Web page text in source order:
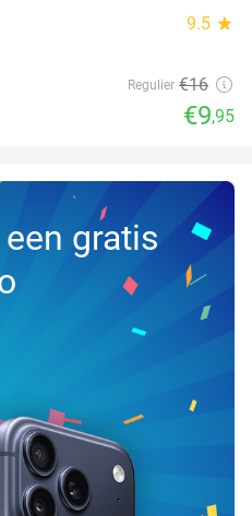
9.5 star
Regulier €16
€9,95
gratis